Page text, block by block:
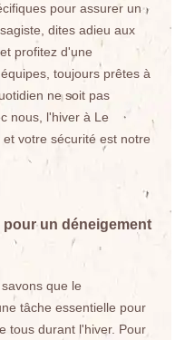
pour assurer un
dites adieu aux
profitez d'une
toujours prêtes à
ne soit pas
nous, l'hiver à Le
votre sécurité est notre
un déneigement
que le
tâche essentielle pour
tous durant l'hiver. Pour